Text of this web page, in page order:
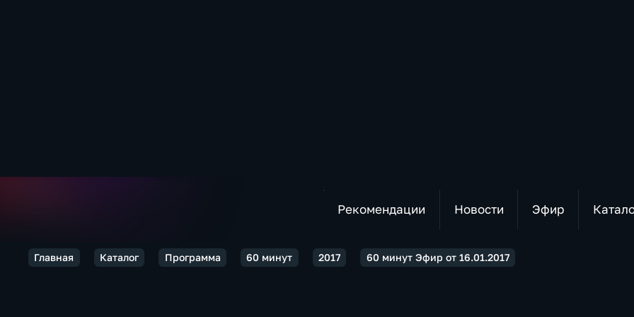
Рекомендации Новости Эфир
Главная Каталог Программа 60 минут 2017 60 минут Эфир от 16.01.2017